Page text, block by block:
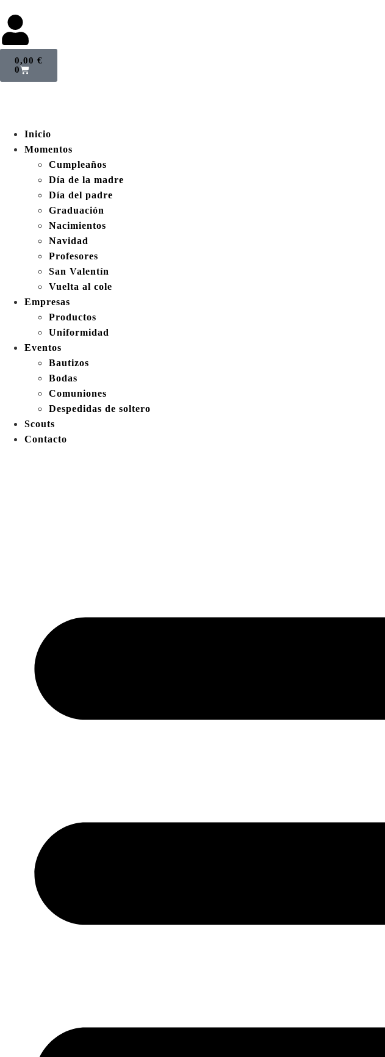
0,00 €
0
Inicio
Momentos
Cumpleaños
Día de la madre
Día del padre
Graduación
Nacimientos
Navidad
Profesores
San Valentín
Vuelta al cole
Empresas
Productos
Uniformidad
Eventos
Bautizos
Bodas
Comuniones
Despedidas de soltero
Scouts
Contacto